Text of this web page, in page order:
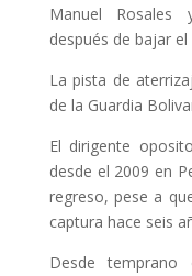
Manuel Rosales
después de bajar el
La pista de
de la Guardia
El dirigente
desde el 2009 en
regreso, pese a
captura hace seis
Desde temprano